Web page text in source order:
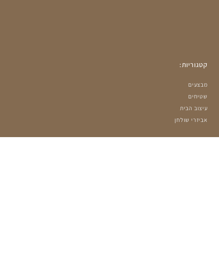
קטגוריות:
מבצעים
שטיחים
עיצוב הבית
אביזרי שולחן